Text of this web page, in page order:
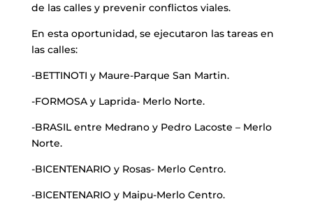
de las calles y prevenir conflictos viales.
En esta oportunidad, se ejecutaron las tareas en
las calles:
-BETTINOTI y Maure-Parque San Martin.
-FORMOSA y Laprida- Merlo Norte.
-BRASIL entre Medrano y Pedro Lacoste – Merlo
Norte.
-BICENTENARIO y Rosas- Merlo Centro.
-BICENTENARIO y Maipu-Merlo Centro.